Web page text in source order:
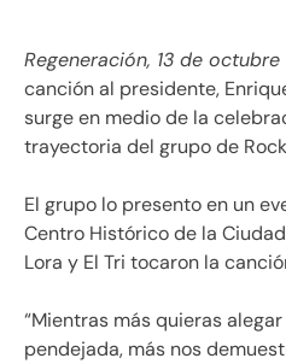
Regeneración, 13 de octubre
canción al presidente,
surge en medio de la
trayectoria del grupo de
El grupo lo presento en un
Centro Histórico de la
Lora y El Tri tocaron la
“Mientras más quieras
pendejada, más nos